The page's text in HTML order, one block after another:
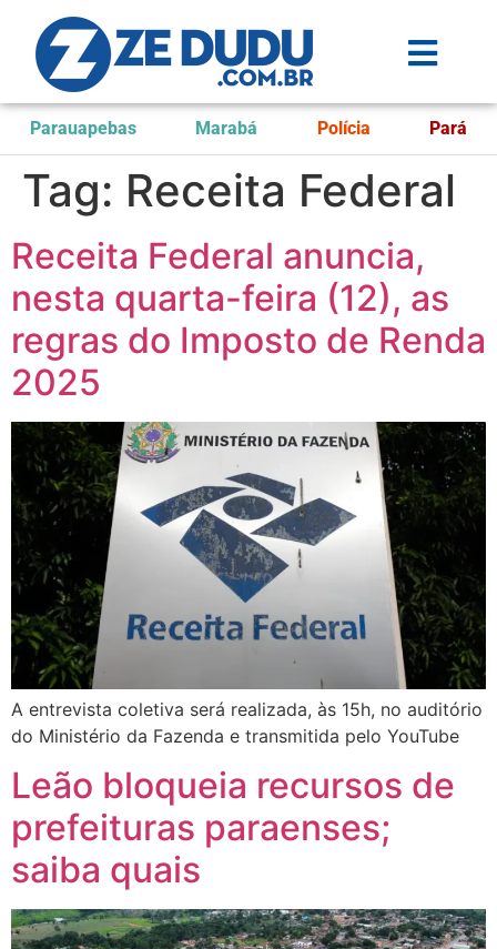
Parauapebas Marabá Polícia Pará
Tag: Receita Federal
Receita Federal anuncia,
nesta quarta-feira (12), as
regras do Imposto de Renda
2025
A entrevista coletiva será realizada, às 15h, no auditório
do Ministério da Fazenda e transmitida pelo YouTube
Leão bloqueia recursos de
prefeituras paraenses;
saiba quais